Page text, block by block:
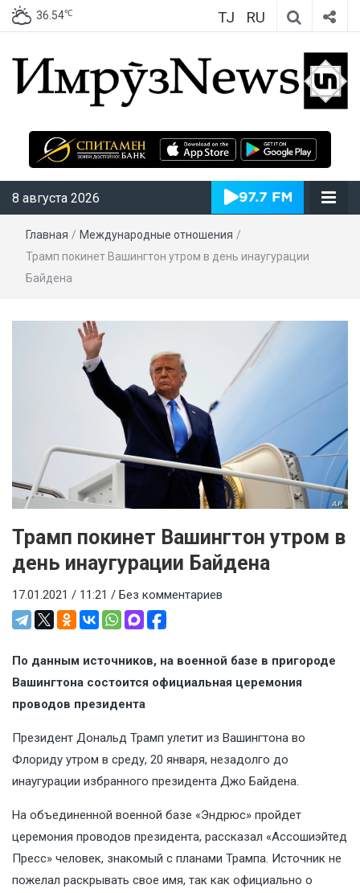
36.54℃ TJ RU
ИмрӯзNews
8 августа 2026
Главная / Международные отношения /
Трамп покинет Вашингтон утром в день инаугурации
Байдена
Трамп покинет Вашингтон утром в
день инаугурации Байдена
17.01.2021 / 11:21 / Без комментариев
По данным источников, на военной базе в пригороде
Вашингтона состоится официальная церемония
проводов президента
Президент Дональд Трамп улетит из Вашингтона во
Флориду утром в среду, 20 января, незадолго до
инаугурации избранного президента Джо Байдена.
На объединенной военной базе «Эндрюс» пройдет
церемония проводов президента, рассказал «Ассошиэйтед
Пресс» человек, знакомый с планами Трампа. Источник не
пожелал раскрывать свое имя, так как официально о